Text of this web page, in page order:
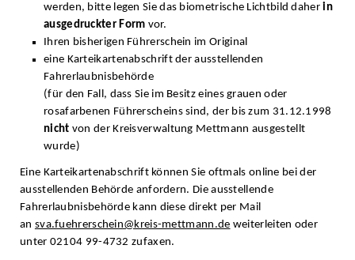
werden, bitte legen Sie das biometrische Lichtbild daher in
ausgedruckter Form vor.
Ihren bisherigen Führerschein im Original
eine Karteikartenabschrift der ausstellenden
Fahrerlaubnisbehörde
(für den Fall, dass Sie im Besitz eines grauen oder
rosafarbenen Führerscheins sind, der bis zum 31.12.1998
nicht von der Kreisverwaltung Mettmann ausgestellt
wurde)
Eine Karteikartenabschrift können Sie oftmals online bei der
ausstellenden Behörde anfordern. Die ausstellende
Fahrerlaubnisbehörde kann diese direkt per Mail
an sva.fuehrerschein@kreis-mettmann.de weiterleiten oder
unter 02104 99-4732 zufaxen.